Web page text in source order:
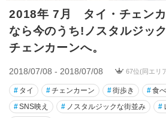
2018年 7月 タイ・チェン
なら今のうち!ノスタルジッ
チェンカーンへ。
2018/07/08 - 2018/07/08 67位(同エリ
# タイ #チェンカーン #街歩き #食
#SNS映え # ノスタルジックな街並み #